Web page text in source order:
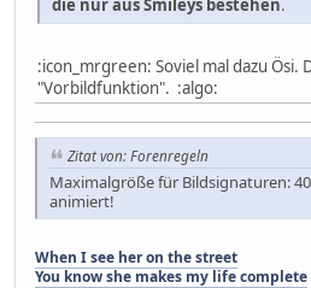
die nur aus Smileys bestehen.
:icon_mrgreen: Soviel mal dazu Ösi.
"Vorbildfunktion". :algo:
Zitat von: Forenregeln
Maximalgröße für Bildsignaturen:
animiert!
When I see her on the street
You know she makes my life complete